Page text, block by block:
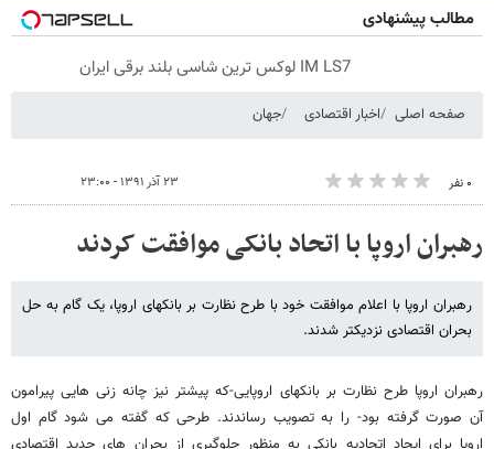
مطالب پیشنهادی
IM LS7 لوکس ترین شاسی بلند برقی ایران
صفحه اصلی اخبار اقتصادی جهان
۰ نفر ۲۳ آذر ۱۳۹۱ - ۲۳:۰۰
رهبران اروپا با اتحاد بانکی موافقت کردند
رهبران اروپا با اعلام موافقت خود با طرح نظارت بر بانکهای اروپا، یک گام به حل
بحران اقتصادی نزدیکتر شدند.
رهبران اروپا طرح نظارت بر بانکهای اروپایی-که پیشتر نیز چانه زنی هایی پیرامون
آن صورت گرفته بود- را به تصویب رساندند. طرحی که گفته می شود گام اول
اروپا برای ایجاد اتحادیه بانکی به منظور جلوگیری از بحران های جدید اقتصادی